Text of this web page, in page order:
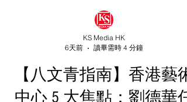
KS Media HK
6天前
讀畢需時 4 分鐘